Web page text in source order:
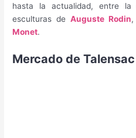
hasta la actualidad, entre
esculturas deAuguste Rodin,
Monet.
Mercado de Talensac